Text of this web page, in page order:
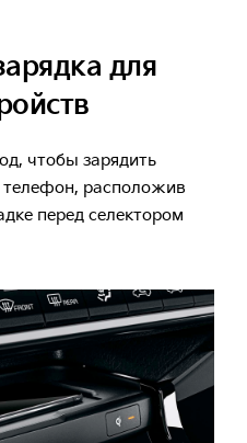
для
чтобы зарядить
расположив
перед селектором